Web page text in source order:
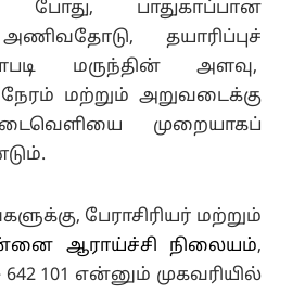
போது, பாதுகாப்பான
தயாரிப்புச்
மருந்தின் அளவு,
மற்றும் அறுவடைக்கு
முறையாகப்
பேராசிரியர் மற்றும்
ஆராய்ச்சி நிலையம்,
101 என்னும் முகவரியில்